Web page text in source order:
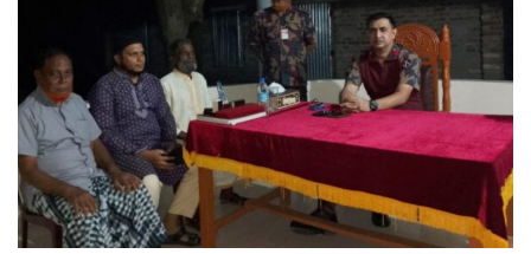
বিনোদন
আমাদের সম্পর্কে
চাঁপাইনবাবগঞ্জ সদর
রাজশাহী বিভাগ